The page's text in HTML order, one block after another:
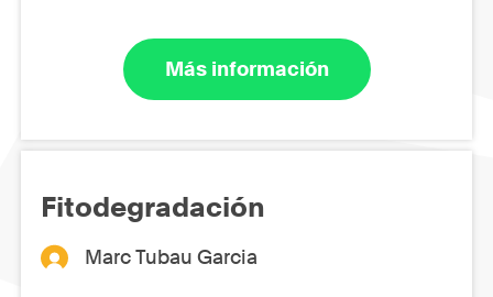
Más información
Fitodegradación
Marc Tubau Garcia